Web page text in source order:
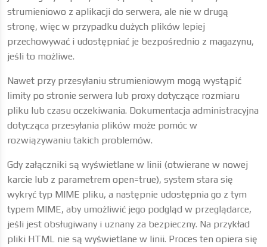
strumieniowo z aplikacji do serwera, ale nie w drugą
stronę, więc w przypadku dużych plików lepiej
przechowywać i udostępniać je bezpośrednio z magazynu,
jeśli to możliwe.
Nawet przy przesyłaniu strumieniowym mogą wystąpić
limity po stronie serwera lub proxy dotyczące rozmiaru
pliku lub czasu oczekiwania. Dokumentacja administracyjna
dotycząca przesyłania plików może pomóc w
rozwiązywaniu takich problemów.
Gdy załączniki są wyświetlane w linii (otwierane w nowej
karcie lub z parametrem open=true), system stara się
wykryć typ MIME pliku, a następnie udostępnia go z tym
typem MIME, aby umożliwić jego podgląd w przeglądarce,
jeśli jest obsługiwany i uznany za bezpieczny. Na przykład
pliki HTML nie są wyświetlane w linii. Proces ten opiera się